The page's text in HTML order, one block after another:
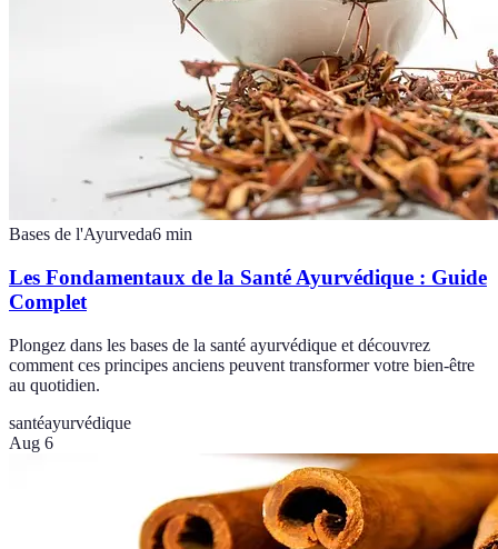
Bases de l'Ayurveda6 min
Les Fondamentaux de la Santé Ayurvédique : Guide
Complet
Plongez dans les bases de la santé ayurvédique et découvrez
comment ces principes anciens peuvent transformer votre bien-être
au quotidien.
santéayurvédique
Aug 6